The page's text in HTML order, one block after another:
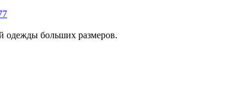
одежды больших размеров.